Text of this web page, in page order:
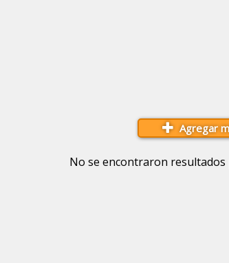
Agregar
No se encontraron resultados